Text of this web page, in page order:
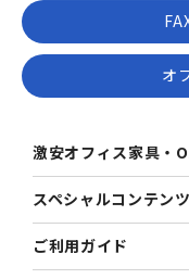
オ
激安オフィス家具・
スペシャルコンテンツ
ご利用ガイド